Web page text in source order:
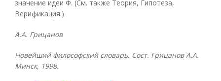
значение идеи Ф. (См. также Теория, Гипотеза,
Верификация.)
А.А. Грицанов
Новейший философский словарь. Сост. Грицанов А.А.
Минск, 1998.